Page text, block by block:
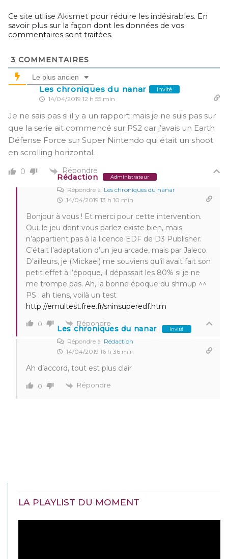
Ce site utilise Akismet pour réduire les indésirables. En
savoir plus sur la façon dont les données de vos
commentaires sont traitées.
3 COMMENTAIRES
Le plus ancien
Les chroniques du nanar Invité
14/04/2019 12 h 55 min
Je ne sais pas si il y a un rapport mais je ne suis pas sur
que la serie ait commencé sur PS2 car j’avais un Earth
Défense Force sur Super Nintendo qui était un shoot
en scrolling horizontal.
0 Répondre
Rédaction Administrateur
Répondre à Les chroniques du nanar
14/04/2019 13 h 10 min
Bonjour à vous ! Et merci pour cette intervention.
Oui, le jeu dont vous parlez existe bien, mais
n’appartient pas à la licence EDF de D3 Publisher.
C’était l’adaptation d’un jeu arcade, mais par Jaleco.
D’ailleurs, je (Mickael) me souviens qu’il avait fait son
petit effet à l’époque, il dépassait les 80% si je ne
me trompe pas. Ah, la bonne époque du shmup ^^
PS : ah tiens, voilà un test
http://emultest.free.fr/sninsuperedf.htm
0 Répondre
Les chroniques du nanar Invité
Répondre à Rédaction
14/04/2019 16 h 36 min
Ah d’accord, tout est plus clair
0 Répondre
LA PLAYLIST DU MOMENT